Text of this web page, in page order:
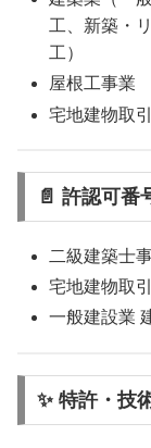
工、新築・
工）
屋根工事業
宅地建物取
📄 許認可番
二級建築士
宅地建物取
一般建設業
✨ 特許・技